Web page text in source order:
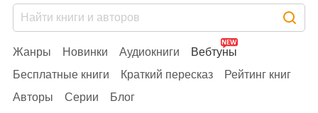
Жанры Новинки Аудиокниги
Вебтуны
Бесплатные книги
Краткий пересказ
Рейтинг книг
Авторы
Серии Блог